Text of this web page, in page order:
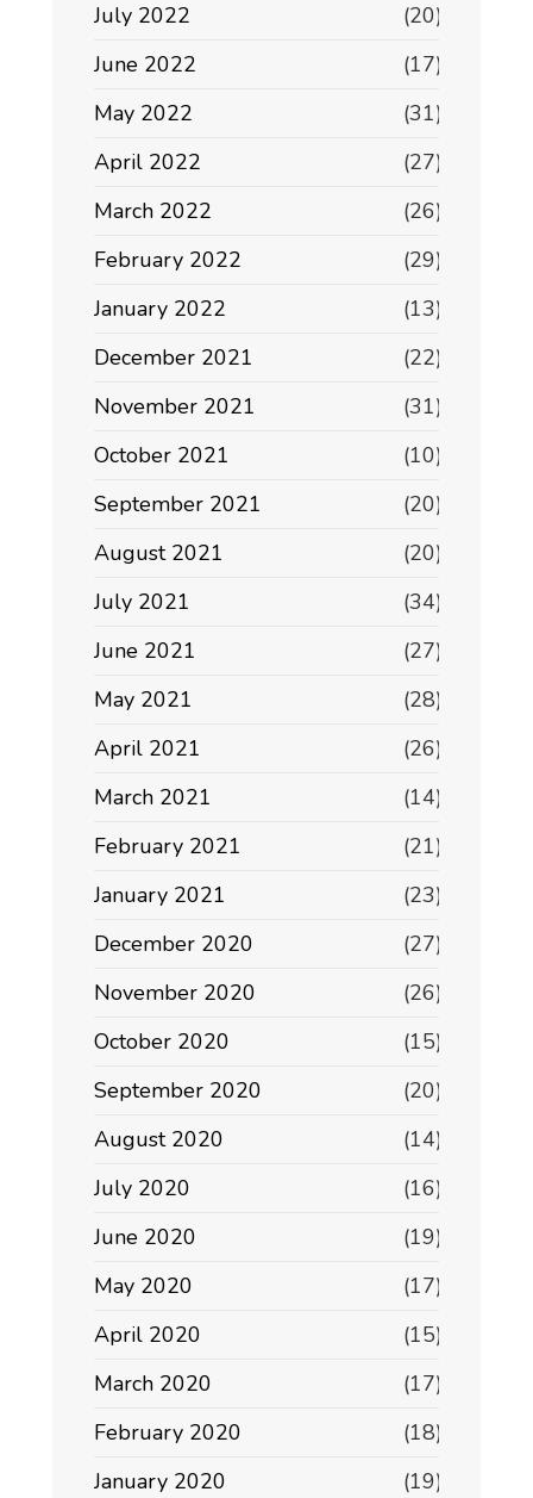
July 2022
(20)
June 2022
(17)
May 2022
(31)
April 2022
(27)
March 2022
(26)
February 2022
(29)
January 2022
(13)
December 2021
(22)
November 2021
(31)
October 2021
(10)
September 2021
(20)
August 2021
(20)
July 2021
(34)
June 2021
(27)
May 2021
(28)
April 2021
(26)
March 2021
(14)
February 2021
(21)
January 2021
(23)
December 2020
(27)
November 2020
(26)
October 2020
(15)
September 2020
(20)
August 2020
(14)
July 2020
(16)
June 2020
(19)
May 2020
(17)
April 2020
(15)
March 2020
(17)
February 2020
(18)
January 2020
(19)